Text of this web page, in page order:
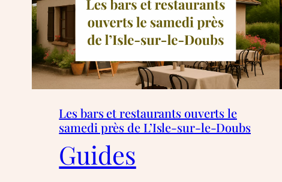
Les bars et restaurants ouverts le
samedi près de L’Isle-sur-le-Doubs
Guides